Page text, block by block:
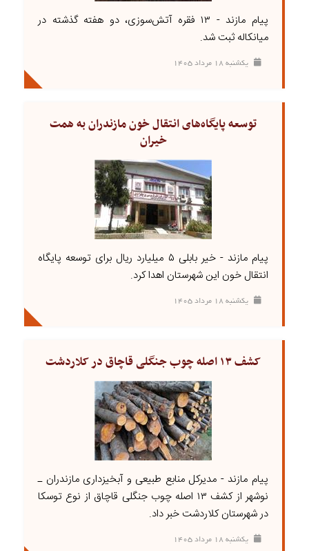
پیام مازند - ۱۳ فقره آتش‌سوزی، دو هفته گذشته در
میانکاله ثبت شد.
يکشنبه ۱۸ مرداد ۱۴۰۵
توسعه پایگاه‌های انتقال خون مازندران به همت
خیران
پیام مازند - خیر بابلی ۵ میلیارد ریال برای توسعه پایگاه
انتقال خون این شهرستان اهدا کرد.
يکشنبه ۱۸ مرداد ۱۴۰۵
کشف ۱۳ اصله چوب جنگلی قاچاق در کلاردشت
پیام مازند - مدیرکل منابع طبیعی و آبخیزداری مازندران ـ
نوشهر از کشف ۱۳ اصله چوب جنگلی قاچاق از نوع توسکا
در شهرستان کلاردشت خبر داد.
يکشنبه ۱۸ مرداد ۱۴۰۵